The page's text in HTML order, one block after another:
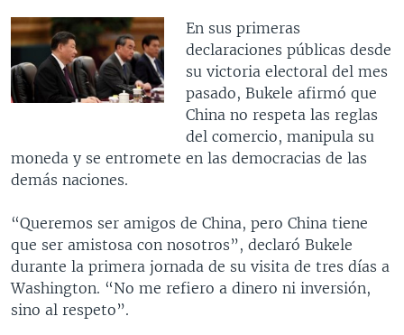
En sus primeras
declaraciones públicas desde
su victoria electoral del mes
pasado, Bukele afirmó que
China no respeta las reglas
del comercio, manipula su
moneda y se entromete en las democracias de las
demás naciones.
“Queremos ser amigos de China, pero China tiene
que ser amistosa con nosotros”, declaró Bukele
durante la primera jornada de su visita de tres días a
Washington. “No me refiero a dinero ni inversión,
sino al respeto”.